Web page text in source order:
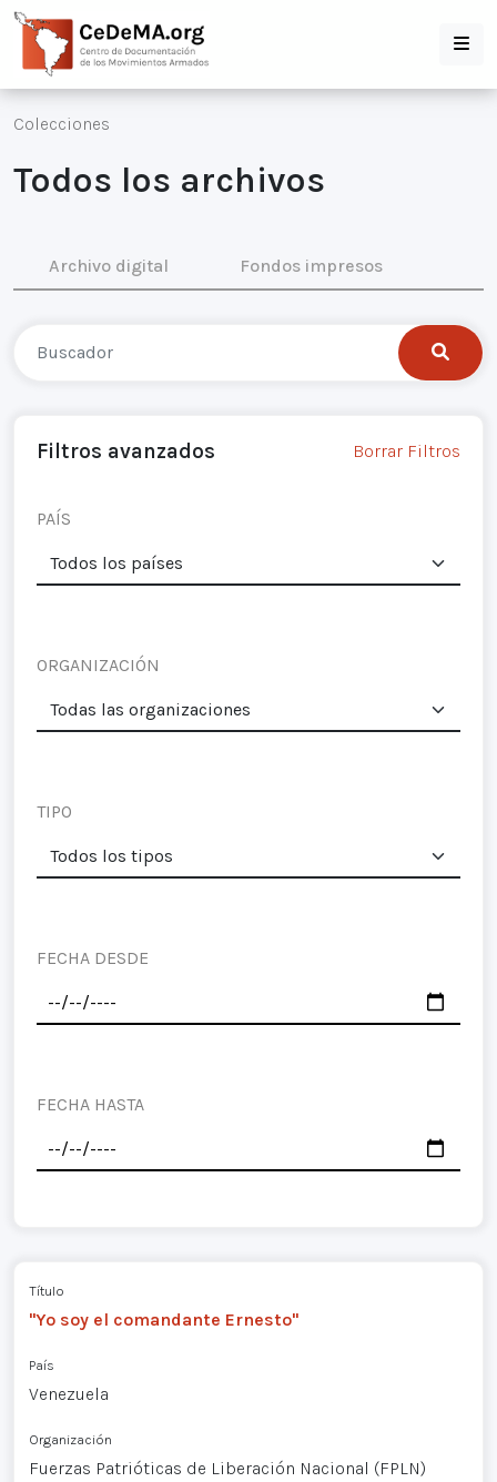
Colecciones
Todos los archivos
Archivo digital Fondos impresos
Filtros avanzados Borrar Filtros
PAÍS
ORGANIZACIÓN
TIPO
FECHA DESDE
FECHA HASTA
Título
"Yo soy el comandante Ernesto"
País
Venezuela
Organización
Fuerzas Patrióticas de Liberación Nacional (FPLN)